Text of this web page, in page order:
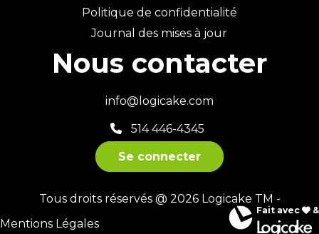
Politique de confidentialité
Journal des mises à jour
Nous contacter
info@logicake.com
514 446-4345
Se connecter
Tous droits réservés @ 2026 Logicake TM -
Mentions Légales
Fait avec &